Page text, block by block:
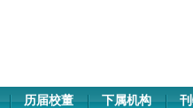
历届校董 下属机构